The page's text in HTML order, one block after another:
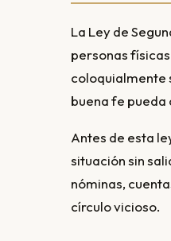
La Ley de
personas
coloquialmente
buena fe pueda
Antes de esta
situación sin
nóminas,
círculo vicioso.